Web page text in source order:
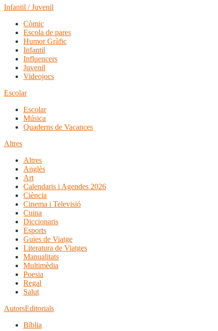
Infantil / Juvenil
Còmic
Escola de pares
Humor Gràfic
Infantil
Influencers
Juvenil
Videojocs
Escolar
Escolar
Música
Quaderns de Vacances
Altres
Altres
Anglès
Art
Calendaris i Agendes 2026
Ciència
Cinema i Televisió
Cuina
Diccionaris
Esports
Guies de Viatge
Literatura de Viatges
Manualitats
Multimèdia
Poesia
Regal
Salut
AutorsEditorials
Bíblia